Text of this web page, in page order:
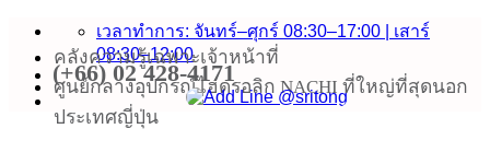
ข้าม
เนื้อหา
เวลาทำการ: จันทร์–ศุกร์ 08:30–17:00 | เสาร์
08:30–12:00
ศูนย์กลางอุปกรณ์ไฮดรอลิก NACHI ที่ใหญ่ที่สุดนอก
ประเทศญี่ปุ่น
คลังความรู้เฉพาะเจ้าหน้าที่
(+66) 02 428-4171